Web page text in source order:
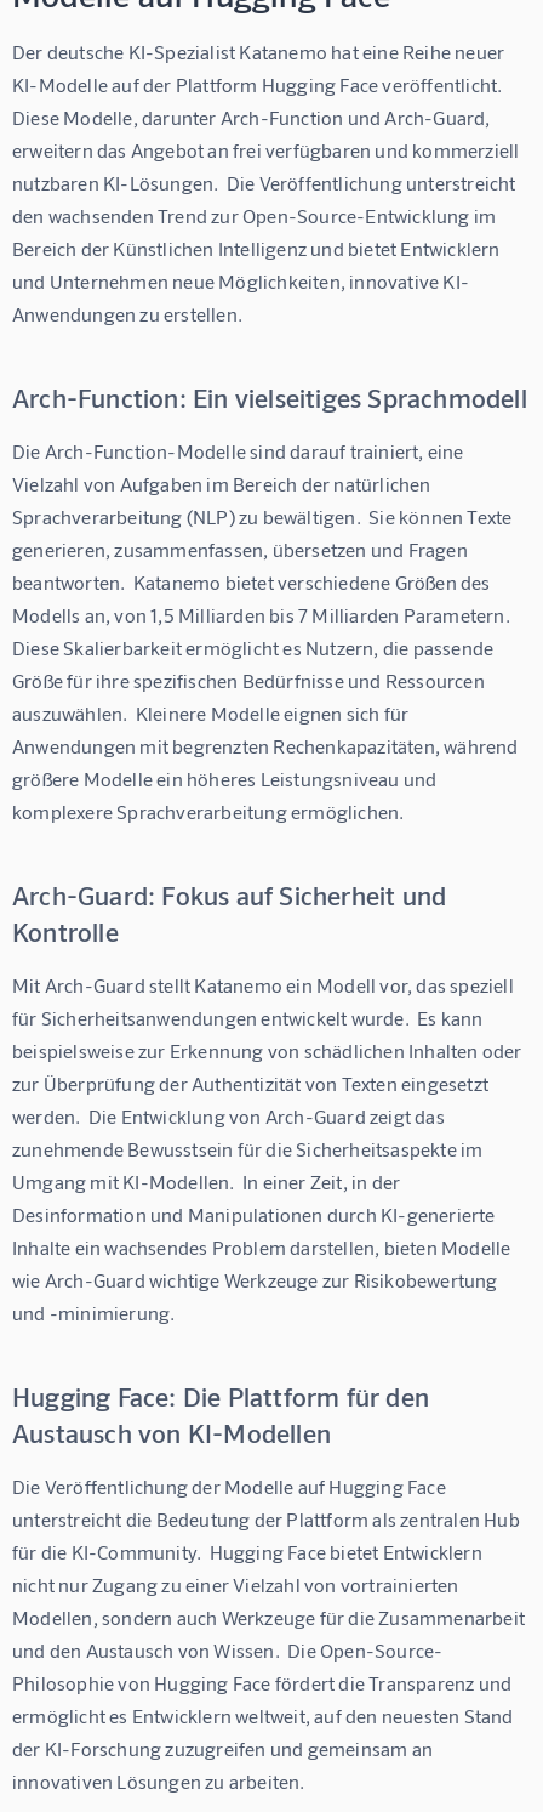
Der deutsche KI-Spezialist Katanemo hat eine Reihe neuer
KI-Modelle auf der Plattform Hugging Face veröffentlicht.
Diese Modelle, darunter Arch-Function und Arch-Guard,
erweitern das Angebot an frei verfügbaren und kommerziell
nutzbaren KI-Lösungen.  Die Veröffentlichung unterstreicht
den wachsenden Trend zur Open-Source-Entwicklung im
Bereich der Künstlichen Intelligenz und bietet Entwicklern
und Unternehmen neue Möglichkeiten, innovative KI-
Anwendungen zu erstellen.
Arch-Function: Ein vielseitiges Sprachmodell
Die Arch-Function-Modelle sind darauf trainiert, eine
Vielzahl von Aufgaben im Bereich der natürlichen
Sprachverarbeitung (NLP) zu bewältigen.  Sie können Texte
generieren, zusammenfassen, übersetzen und Fragen
beantworten.  Katanemo bietet verschiedene Größen des
Modells an, von 1,5 Milliarden bis 7 Milliarden Parametern.
Diese Skalierbarkeit ermöglicht es Nutzern, die passende
Größe für ihre spezifischen Bedürfnisse und Ressourcen
auszuwählen.  Kleinere Modelle eignen sich für
Anwendungen mit begrenzten Rechenkapazitäten, während
größere Modelle ein höheres Leistungsniveau und
komplexere Sprachverarbeitung ermöglichen.
Arch-Guard: Fokus auf Sicherheit und
Kontrolle
Mit Arch-Guard stellt Katanemo ein Modell vor, das speziell
für Sicherheitsanwendungen entwickelt wurde.  Es kann
beispielsweise zur Erkennung von schädlichen Inhalten oder
zur Überprüfung der Authentizität von Texten eingesetzt
werden.  Die Entwicklung von Arch-Guard zeigt das
zunehmende Bewusstsein für die Sicherheitsaspekte im
Umgang mit KI-Modellen.  In einer Zeit, in der
Desinformation und Manipulationen durch KI-generierte
Inhalte ein wachsendes Problem darstellen, bieten Modelle
wie Arch-Guard wichtige Werkzeuge zur Risikobewertung
und -minimierung.
Hugging Face: Die Plattform für den
Austausch von KI-Modellen
Die Veröffentlichung der Modelle auf Hugging Face
unterstreicht die Bedeutung der Plattform als zentralen Hub
für die KI-Community.  Hugging Face bietet Entwicklern
nicht nur Zugang zu einer Vielzahl von vortrainierten
Modellen, sondern auch Werkzeuge für die Zusammenarbeit
und den Austausch von Wissen.  Die Open-Source-
Philosophie von Hugging Face fördert die Transparenz und
ermöglicht es Entwicklern weltweit, auf den neuesten Stand
der KI-Forschung zuzugreifen und gemeinsam an
innovativen Lösungen zu arbeiten.